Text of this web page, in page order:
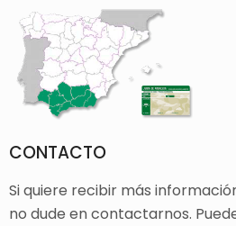
CONTACTO
Si quiere recibir más
no dude en contactarnos.